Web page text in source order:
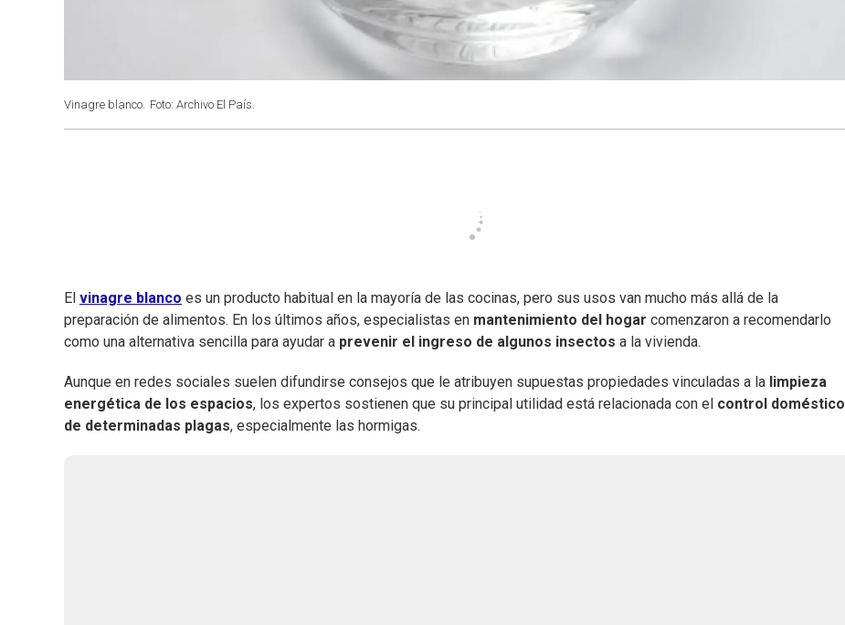
Vinagre blanco. Foto: Archivo El País.
El vinagre blanco es un producto habitual en la mayoría de las cocinas, pero sus usos van mucho más allá de la
preparación de alimentos. En los últimos años, especialistas en mantenimiento del hogar comenzaron a recomendarlo
como una alternativa sencilla para ayudar a prevenir el ingreso de algunos insectos a la vivienda.
Aunque en redes sociales suelen difundirse consejos que le atribuyen supuestas propiedades vinculadas a la limpieza
energética de los espacios, los expertos sostienen que su principal utilidad está relacionada con el control doméstico
de determinadas plagas, especialmente las hormigas.